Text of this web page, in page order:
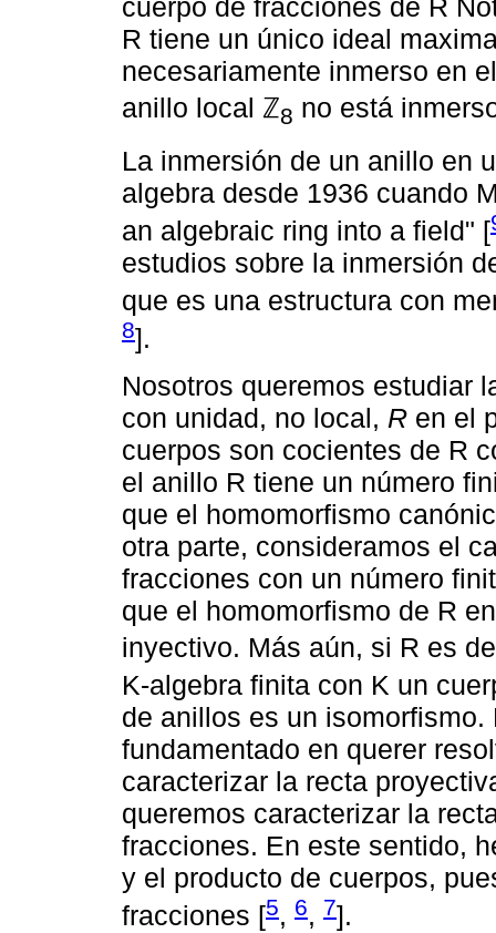
cuerpo de fracciones de R
R tiene un único ideal
necesariamente inmerso en
anillo local ℤ8 no está
La inmersión de un anillo en
algebra desde 1936 cuando
an algebraic ring into a field" [
estudios sobre la inmersión
que es una estructura con
8].
Nosotros queremos estudiar
con unidad, no local, R en el
cuerpos son cocientes de R
el anillo R tiene un número
que el homomorfismo
otra parte, consideramos el
fracciones con un número
que el homomorfismo de R
inyectivo. Más aún, si R es
K-algebra finita con K un
de anillos es un
fundamentado en querer
caracterizar la recta
queremos caracterizar la
fracciones. En este sentido,
y el producto de cuerpos,
fracciones [5, 6, 7].